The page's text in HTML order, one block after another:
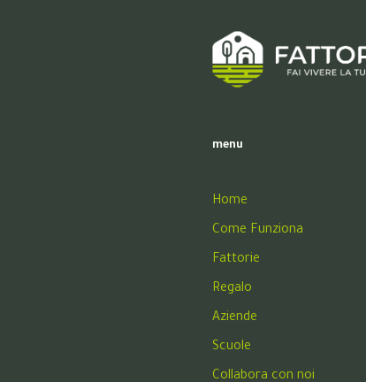
menu
Home
Come Funziona
Fattorie
Regalo
Aziende
Scuole
Collabora con noi